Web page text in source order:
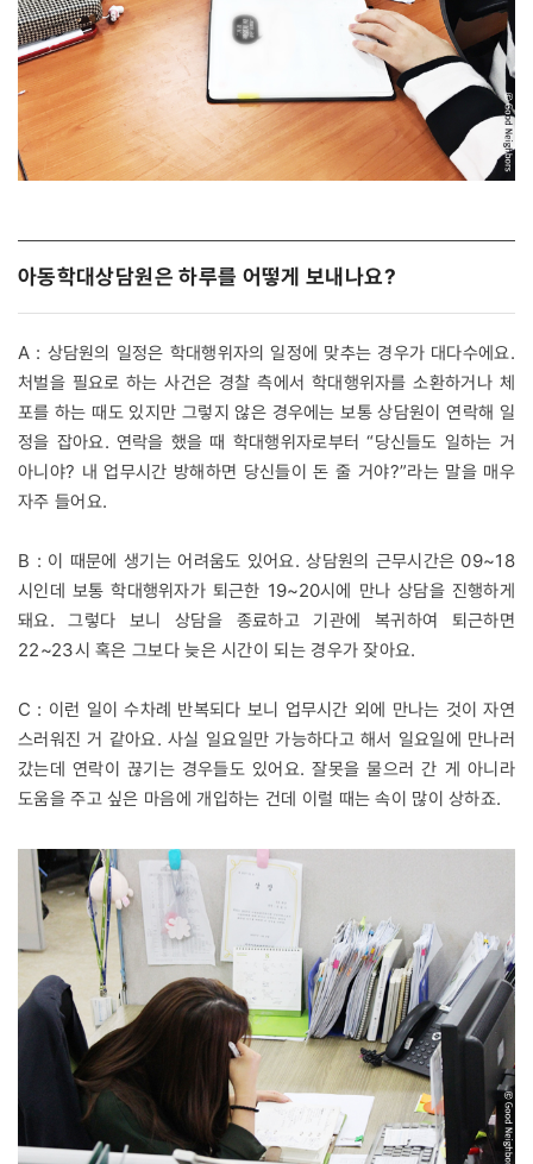
아동학대상담원은 하루를 어떻게 보내나요?
A : 상담원의 일정은 학대행위자의 일정에 맞추는 경우가 대다수에요.
처벌을 필요로 하는 사건은 경찰 측에서 학대행위자를 소환하거나 체
포를 하는 때도 있지만 그렇지 않은 경우에는 보통 상담원이 연락해 일
정을 잡아요. 연락을 했을 때 학대행위자로부터 “당신들도 일하는 거
아니야? 내 업무시간 방해하면 당신들이 돈 줄 거야?”라는 말을 매우
자주 들어요.
B : 이 때문에 생기는 어려움도 있어요. 상담원의 근무시간은 09~18
시인데 보통 학대행위자가 퇴근한 19~20시에 만나 상담을 진행하게
돼요. 그렇다 보니 상담을 종료하고 기관에 복귀하여 퇴근하면
22~23시 혹은 그보다 늦은 시간이 되는 경우가 잦아요.
C : 이런 일이 수차례 반복되다 보니 업무시간 외에 만나는 것이 자연
스러워진 거 같아요. 사실 일요일만 가능하다고 해서 일요일에 만나러
갔는데 연락이 끊기는 경우들도 있어요. 잘못을 물으러 간 게 아니라
도움을 주고 싶은 마음에 개입하는 건데 이럴 때는 속이 많이 상하죠.